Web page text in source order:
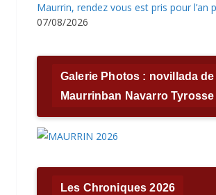
Maurrin, rendez vous est pris pour l’an
07/08/2026
Galerie Photos : novillada de
Maurrinban Navarro Tyrosse
Les Chroniques 2026